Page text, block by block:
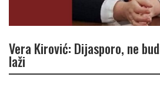
Vera Kirović: Dijasporo, ne
laži